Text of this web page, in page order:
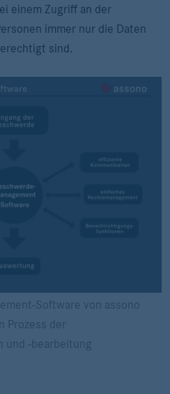
einem Zugriff an der
immer nur die Daten
sind.
Software von assono
Prozess der
und -bearbeitung